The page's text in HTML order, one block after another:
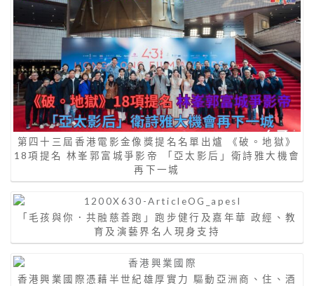
第四十三屆香港電影金像獎提名名單出爐 《破。地獄》
18項提名 林峯郭富城爭影帝 「亞太影后」衛詩雅大機會
再下一城
「毛孩與你．共融慈善跑」跑步健行及嘉年華 政經、教
育及演藝界名人現身支持
香港興業國際憑藉半世紀雄厚實力 驅動亞洲商、住、酒